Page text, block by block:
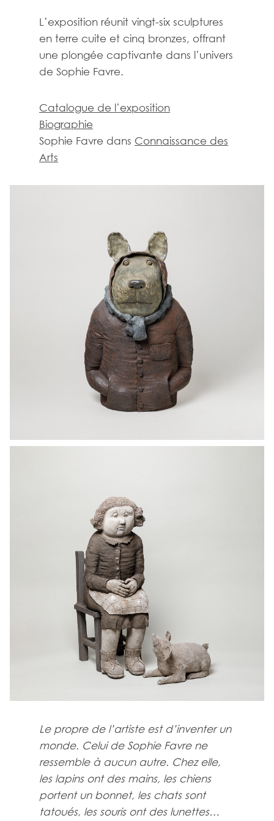
L’exposition réunit vingt-six sculptures
en terre cuite et cinq bronzes, offrant
une plongée captivante dans l’univers
de Sophie Favre.
Catalogue de l’exposition
Biographie
Sophie Favre dans Connaissance des
Arts
Le propre de l’artiste est d’inventer un
monde. Celui de Sophie Favre ne
ressemble à aucun autre. Chez elle,
les lapins ont des mains, les chiens
portent un bonnet, les chats sont
tatoués, les souris ont des lunettes…